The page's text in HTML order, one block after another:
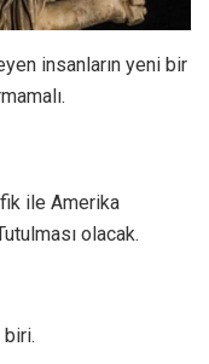
insanların yeni bir
ile Amerika
olacak.
biri.